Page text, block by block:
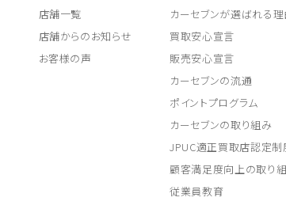
店舗一覧
店舗からのお知らせ
お客様の声
カーセブンが選ばれる理
買取安心宣言
販売安心宣言
カーセブンの流通
ポイントプログラム
カーセブンの取り組み
JPUC適正買取店認定制
顧客満足度向上の取り
従業員教育